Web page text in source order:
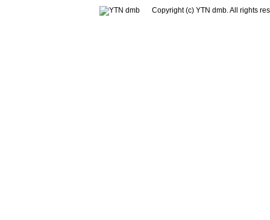
Copyright (c) YTN dmb. All rights